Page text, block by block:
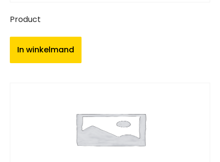
Product
In winkelmand